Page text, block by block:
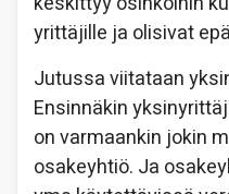
yrittäjille ja olisivat
Jutussa viitataan
Ensinnäkin
on varmaankin jokin
osakeyhtiö. Ja